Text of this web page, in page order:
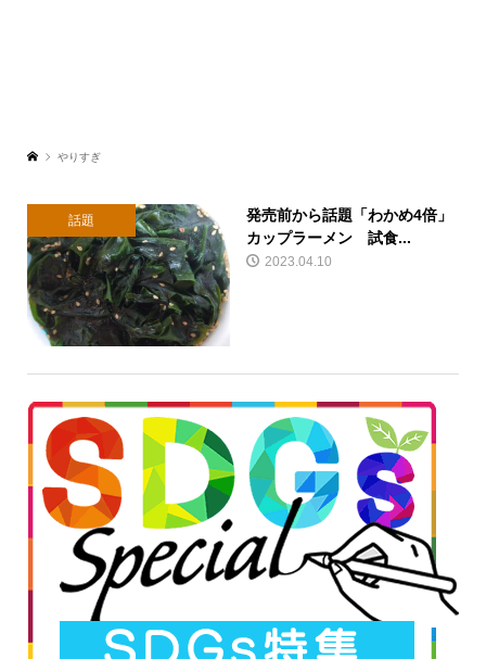
やりすぎ
話題
発売前から話題「わかめ4倍」
カップラーメン 試食...
2023.04.10